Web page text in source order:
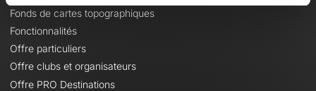
Fonds de cartes topographiques
Fonctionnalités
Offre particuliers
Offre clubs et organisateurs
Offre PRO Destinations